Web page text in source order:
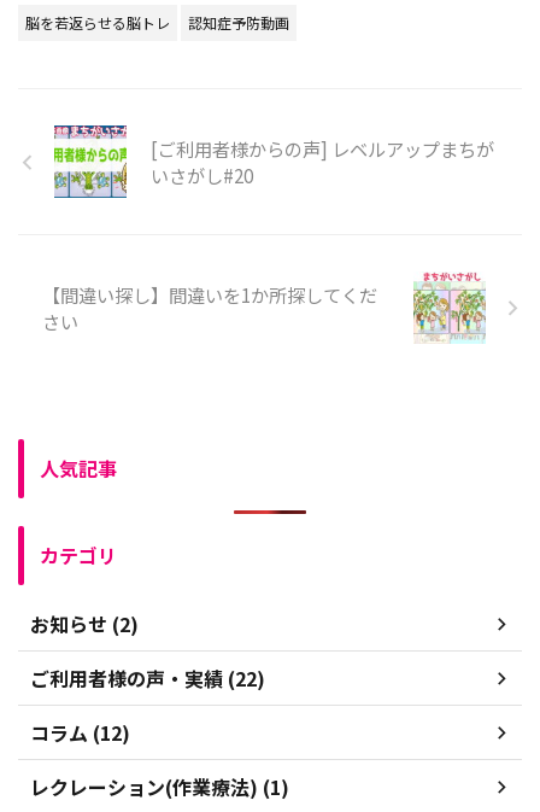
脳を若返らせる脳トレ 認知症予防動画
[ご利用者様からの声] レベルアップまちが
いさがし#20
【間違い探し】間違いを1か所探してくだ
さい
人気記事
カテゴリ
お知らせ (2)
ご利用者様の声・実績 (22)
コラム (12)
レクレーション(作業療法) (1)